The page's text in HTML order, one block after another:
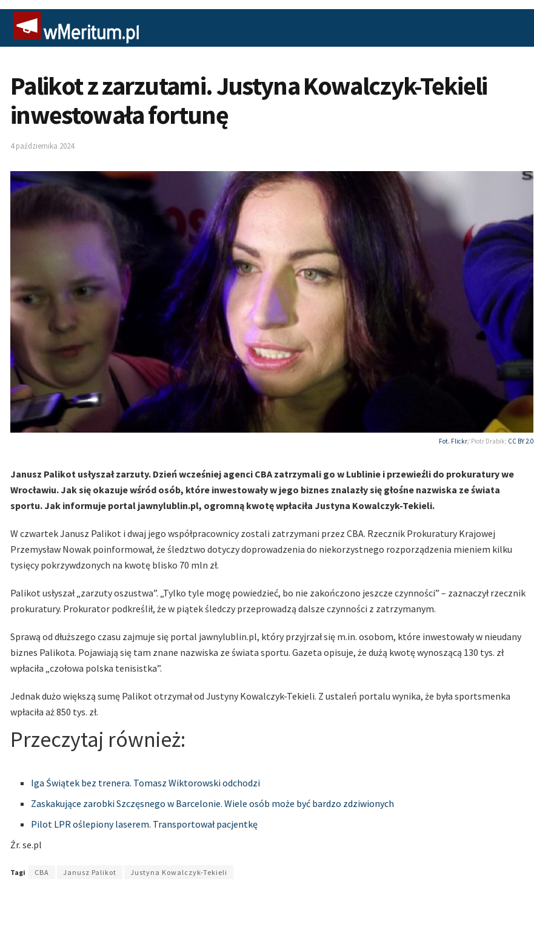
Palikot z zarzutami. Justyna Kowalczyk-Tekieli
inwestowała fortunę
4 października 2024
Fot. Flickr/ Piotr Drabik; CC BY 2.0
Janusz Palikot usłyszał zarzuty. Dzień wcześniej agenci CBA zatrzymali go w Lublinie i przewieźli do prokuratury we
Wrocławiu. Jak się okazuje wśród osób, które inwestowały w jego biznes znalazły się głośne nazwiska ze świata
sportu. Jak informuje portal jawnylublin.pl, ogromną kwotę wpłaciła Justyna Kowalczyk-Tekieli.
W czwartek Janusz Palikot i dwaj jego współpracownicy zostali zatrzymani przez CBA. Rzecznik Prokuratury Krajowej
Przemysław Nowak poinformował, że śledztwo dotyczy doprowadzenia do niekorzystnego rozporządzenia mieniem kilku
tysięcy pokrzywdzonych na kwotę blisko 70 mln zł.
Palikot usłyszał „zarzuty oszustwa”. „Tylko tyle mogę powiedzieć, bo nie zakończono jeszcze czynności” – zaznaczył rzecznik
prokuratury. Prokurator podkreślił, że w piątek śledczy przeprowadzą dalsze czynności z zatrzymanym.
Sprawą od dłuższego czasu zajmuje się portal jawnylublin.pl, który przyjrzał się m.in. osobom, które inwestowały w nieudany
biznes Palikota. Pojawiają się tam znane nazwiska ze świata sportu. Gazeta opisuje, że dużą kwotę wynoszącą 130 tys. zł
wpłaciła „czołowa polska tenisistka”.
Jednak dużo większą sumę Palikot otrzymał od Justyny Kowalczyk-Tekieli. Z ustaleń portalu wynika, że była sportsmenka
wpłaciła aż 850 tys. zł.
Przeczytaj również:
Iga Świątek bez trenera. Tomasz Wiktorowski odchodzi
Zaskakujące zarobki Szczęsnego w Barcelonie. Wiele osób może być bardzo zdziwionych
Pilot LPR oślepiony laserem. Transportował pacjentkę
Źr. se.pl
Tagi CBA Janusz Palikot Justyna Kowalczyk-Tekieli